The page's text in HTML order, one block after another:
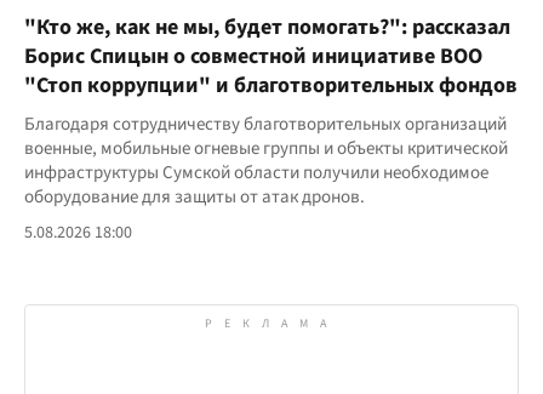
"Кто же, как не мы, будет помогать?": рассказал
Борис Спицын о совместной инициативе ВОО
"Стоп коррупции" и благотворительных фондов
Благодаря сотрудничеству благотворительных организаций
военные, мобильные огневые группы и объекты критической
инфраструктуры Сумской области получили необходимое
оборудование для защиты от атак дронов.
5.08.2026 18:00